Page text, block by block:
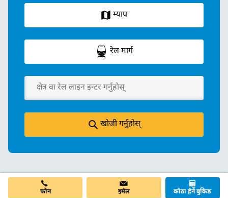
म्याप
रेल मार्ग
खोजी गर्नुहोस्
फोन इमेल कोठा हेर्ने बुकिङ